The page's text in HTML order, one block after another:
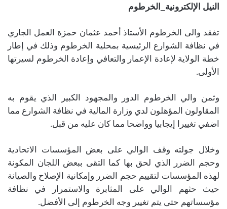
النيل الإلكترونية_الخرطوم
تفقد والى الخرطوم الأستاذ أحمد عثمان حمزة العمل الجاري
في نظافة الشوارع الرئيسية بمحلية الخرطوم وذلك في إطار
خطة الولاية لإعادة الإعمار والتعافي وإعادة الخرطوم لسيرتها
الأولى.
وثمن والي الخرطوم الدور والمجهود الكبير الذي يقوم به
المقاولون المؤهلون لدي وزارة المالية في نظافة الشوارع مما
اضفي تغييرا إيجابيا وواضحا مما كان عليه من قبل.
وخلال جولته وقف الوالي على بعض المؤسسات الاتحادية
وحجم الضرر الذي لحق بها كما التقى ببعض اللجان المكونة
لهذه المؤسسات لتقييم حجم الضرر وإمكانية الإصلاح والصيانة
حيث حثهم الوالي على المثابرة والاستمرار في نظافة
مؤسساتهم حتى يتم تغيير وجه الخرطوم إلى الأفضل.